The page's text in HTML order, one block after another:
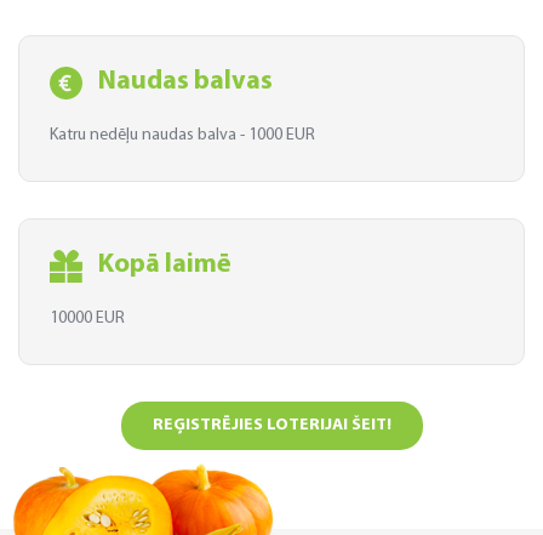
Naudas balvas
Katru nedēļu naudas balva - 1000 EUR
Kopā laimē
10000 EUR
REĢISTRĒJIES LOTERIJAI ŠEIT!